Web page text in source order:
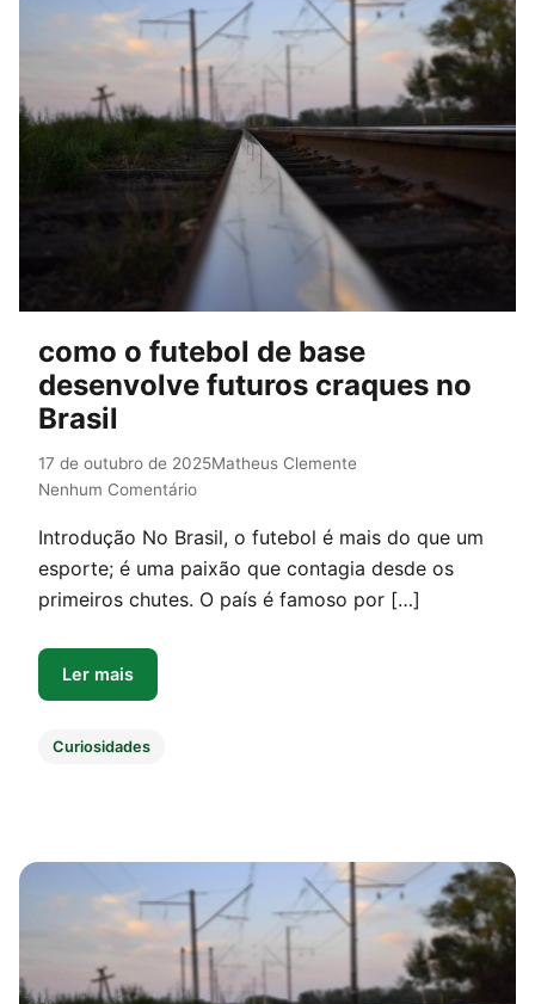
como o futebol de base
desenvolve futuros craques no
Brasil
17 de outubro de 2025Matheus Clemente
Nenhum Comentário
Introdução No Brasil, o futebol é mais do que um
esporte; é uma paixão que contagia desde os
primeiros chutes. O país é famoso por […]
Ler mais
Curiosidades